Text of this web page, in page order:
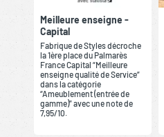
Meilleure enseigne -
Capital
Fabrique de Styles décroche
la 1ère place du Palmarès
France Capital “Meilleure
enseigne qualité de Service”
dans la catégorie
“Ameublement (entrée de
gamme)” avec une note de
7,95/10.